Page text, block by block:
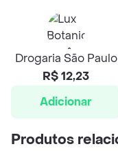
Drogaria São Paulo
R$ 12,23
Adicionar
Produtos